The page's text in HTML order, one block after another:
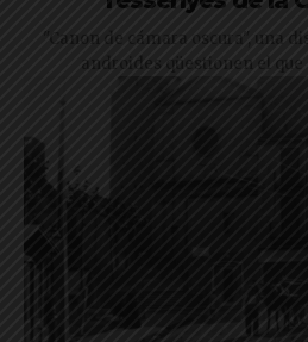
"Canon de cámara oscura", una
androides qüestionen el